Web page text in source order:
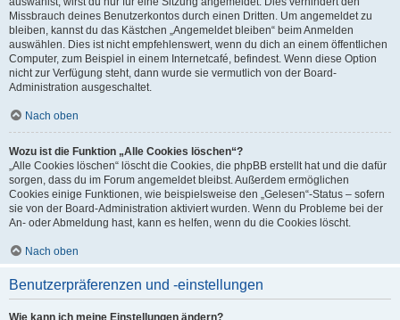
Missbrauch deines Benutzerkontos durch einen Dritten. Um angemeldet zu
bleiben, kannst du das Kästchen „Angemeldet bleiben“ beim Anmelden
auswählen. Dies ist nicht empfehlenswert, wenn du dich an einem öffentlichen
Computer, zum Beispiel in einem Internetcafé, befindest. Wenn diese Option
nicht zur Verfügung steht, dann wurde sie vermutlich von der Board-
Administration ausgeschaltet.
Nach oben
Wozu ist die Funktion „Alle Cookies löschen“?
„Alle Cookies löschen“ löscht die Cookies, die phpBB erstellt hat und die dafür
sorgen, dass du im Forum angemeldet bleibst. Außerdem ermöglichen
Cookies einige Funktionen, wie beispielsweise den „Gelesen“-Status – sofern
sie von der Board-Administration aktiviert wurden. Wenn du Probleme bei der
An- oder Abmeldung hast, kann es helfen, wenn du die Cookies löscht.
Nach oben
Benutzerpräferenzen und -einstellungen
Wie kann ich meine Einstellungen ändern?